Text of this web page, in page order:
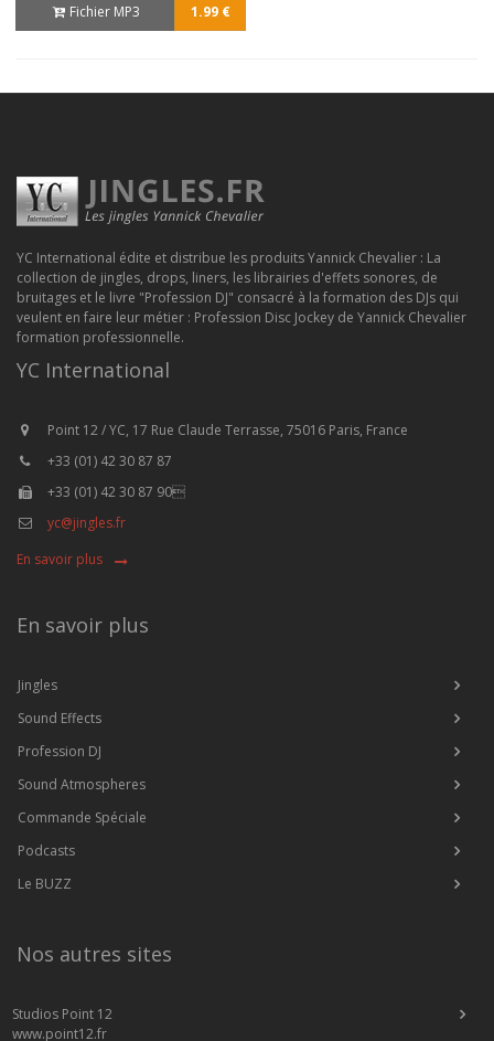
Fichier MP3 1.99 €
YC International édite et distribue les produits Yannick Chevalier : La
collection de jingles, drops, liners, les librairies d'effets sonores, de
bruitages et le livre "Profession DJ" consacré à la formation des DJs qui
veulent en faire leur métier : Profession Disc Jockey de Yannick Chevalier
formation professionnelle.
YC International
Point 12 / YC, 17 Rue Claude Terrasse, 75016 Paris, France
+33 (01) 42 30 87 87
+33 (01) 42 30 87 90
yc@jingles.fr
En savoir plus
En savoir plus
Jingles
Sound Effects
Profession DJ
Sound Atmospheres
Commande Spéciale
Podcasts
Le BUZZ
Nos autres sites
Studios Point 12
www.point12.fr